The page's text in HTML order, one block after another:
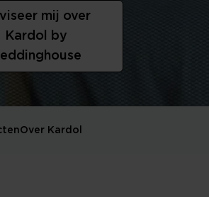
mij over
Kardol by
Over Kardol